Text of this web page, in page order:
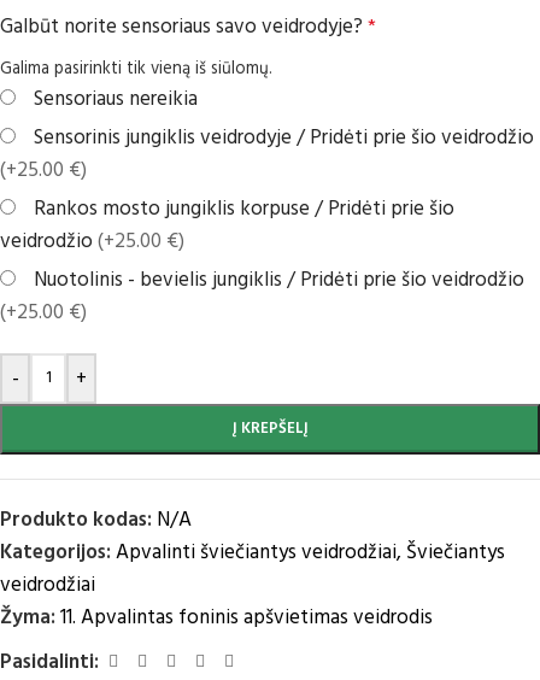
Galbūt norite sensoriaus savo veidrodyje?*
Galima pasirinkti tik vieną iš siūlomų.
Sensoriaus nereikia
Sensorinis jungiklis veidrodyje / Pridėti prie šio veidrodžio
(+25.00 €)
Rankos mosto jungiklis korpuse / Pridėti prie šio
veidrodžio(+25.00 €)
Nuotolinis - bevielis jungiklis / Pridėti prie šio veidrodžio
(+25.00 €)
- +
Į KREPŠELĮ
Produkto kodas: N/A
Kategorijos:Apvalinti šviečiantys veidrodžiai, Šviečiantys
veidrodžiai
Žyma:11. Apvalintas foninis apšvietimas veidrodis
Pasidalinti: